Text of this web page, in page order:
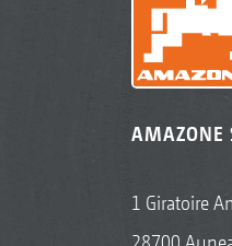
AMAZONE
1 Giratoire